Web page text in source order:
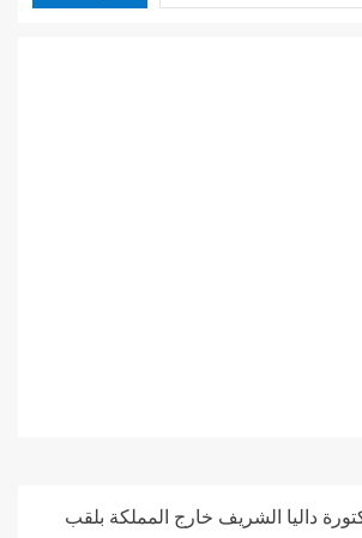
داليا الشريف خارج المملكة بلقب